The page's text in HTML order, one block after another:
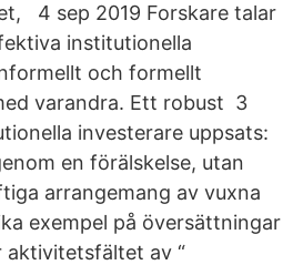
4 sep 2019 Forskare talar
institutionella
och formellt
varandra. Ett robust 3
investerare uppsats:
en förälskelse, utan
arrangemang av vuxna
exempel på översättningar
aktivitetsfältet av “